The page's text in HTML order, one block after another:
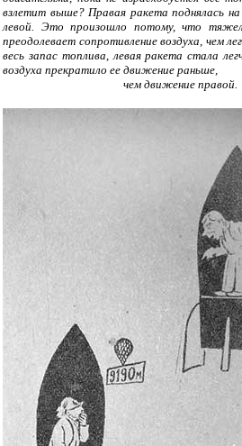
взлетит выше? Правая ракета поднялась
левой. Это произошло потому, что
преодолевает сопротивление воздуха, чем
весь запас топлива, левая ракета стала
воздуха прекратило ее движение раньше,
чем движение правой.